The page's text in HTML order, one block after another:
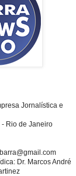
Jornalística e
- Rio de Janeiro
@gmail.com
Dr. Marcos André